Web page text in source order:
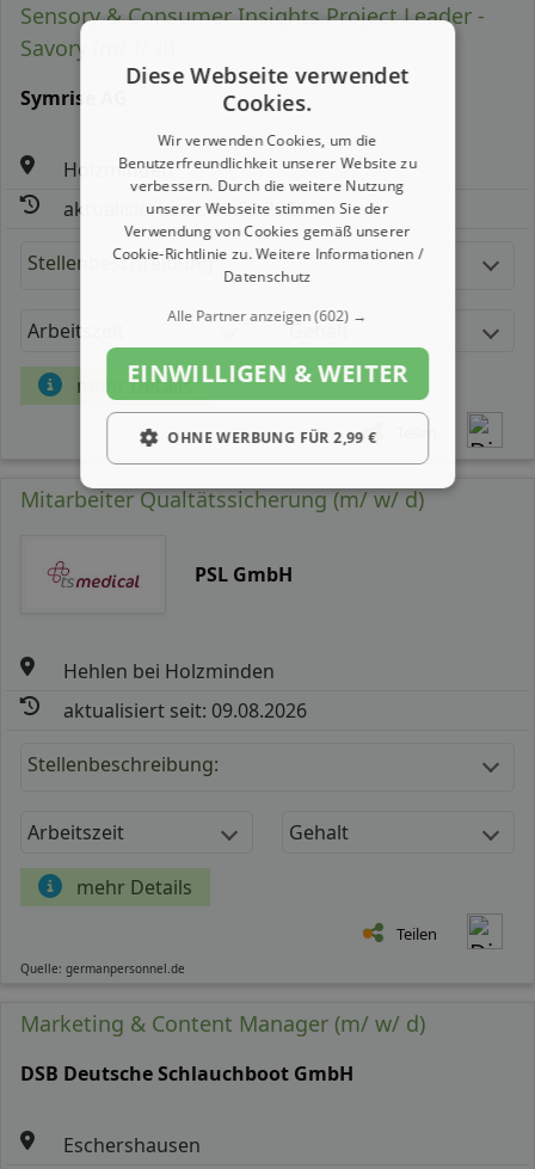
Sensory & Consumer Insights Project Leader -
Savory (m/ f/ d)
Symrise AG
Holzminden
aktualisiert seit: 09.08.2026
Stellenbeschreibung:
Arbeitszeit Gehalt
mehr Details
Mitarbeiter Qualtätssicherung (m/ w/ d)
PSL GmbH
Hehlen bei Holzminden
aktualisiert seit: 09.08.2026
Stellenbeschreibung:
Arbeitszeit Gehalt
mehr Details
Teilen
Quelle: germanpersonnel.de
Marketing & Content Manager (m/ w/ d)
DSB Deutsche Schlauchboot GmbH
Eschershausen
Diese Webseite verwendet
Cookies.
Wir verwenden Cookies, um die
Benutzerfreundlichkeit unserer Website zu
verbessern. Durch die weitere Nutzung
unserer Webseite stimmen Sie der
Verwendung von Cookies gemäß unserer
Cookie-Richtlinie zu.Weitere Informationen /
Datenschutz
Alle Partner anzeigen(602) →
EINWILLIGEN & WEITER
OHNE WERBUNG FÜR 2,99 €